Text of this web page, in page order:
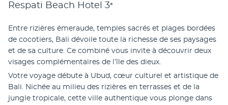
Respati Beach Hotel
3*
Entre rizières émeraude, temples sacrés et plages bordées
de cocotiers, Bali dévoile toute la richesse de ses paysages
et de sa culture. Ce combiné vous invite à découvrir deux
visages complémentaires de l’île des dieux.
Votre voyage débute à Ubud, cœur culturel et artistique de
Bali. Nichée au milieu des rizières en terrasses et de la
jungle tropicale, cette ville authentique vous plonge dans